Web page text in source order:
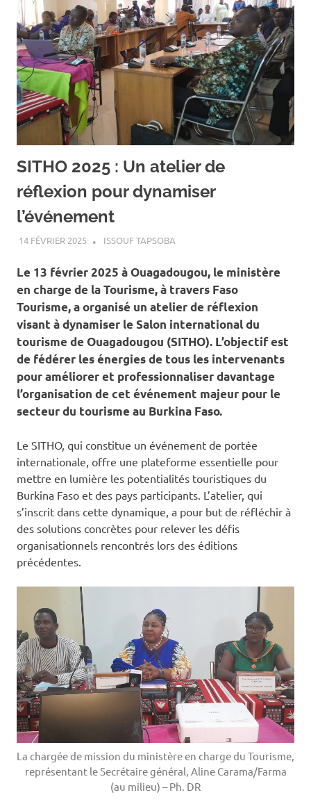
SITHO 2025 : Un atelier de
réflexion pour dynamiser
l’événement
14 FÉVRIER 2025 ISSOUF TAPSOBA
Le 13 février 2025 à Ouagadougou, le ministère
en charge de la Tourisme, à travers Faso
Tourisme, a organisé un atelier de réflexion
visant à dynamiser le Salon international du
tourisme de Ouagadougou (SITHO). L’objectif est
de fédérer les énergies de tous les intervenants
pour améliorer et professionnaliser davantage
l’organisation de cet événement majeur pour le
secteur du tourisme au Burkina Faso.
Le SITHO, qui constitue un événement de portée
internationale, offre une plateforme essentielle pour
mettre en lumière les potentialités touristiques du
Burkina Faso et des pays participants. L’atelier, qui
s’inscrit dans cette dynamique, a pour but de réfléchir à
des solutions concrètes pour relever les défis
organisationnels rencontrés lors des éditions
précédentes.
La chargée de mission du ministère en charge du Tourisme,
représentant le Secrétaire général, Aline Carama/Farma
(au milieu) – Ph. DR